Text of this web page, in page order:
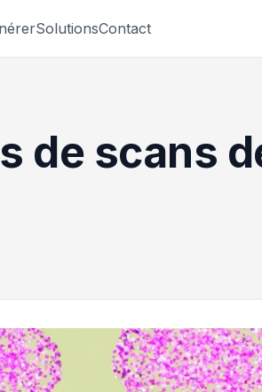
SolutionsContact
de scans